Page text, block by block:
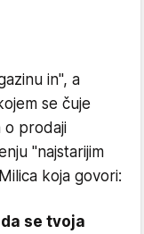
in", a
se čuje
o prodaji
"najstarijim
koja govori:
se tvoja